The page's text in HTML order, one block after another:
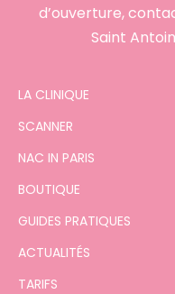
d’ouverture,
Saint
LA CLINIQUE
SCANNER
NAC IN PARIS
BOUTIQUE
GUIDES PRATIQUES
ACTUALITÉS
TARIFS